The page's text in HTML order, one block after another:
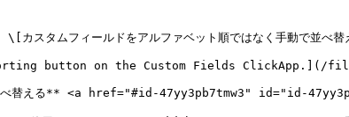
スタムフィールドをアルファベット順ではなく手動で並べ替
button on the Custom Fields ClickApp.](/files/
並べ替える** <a href="#id-47yy3pb7tmw3" id="id-